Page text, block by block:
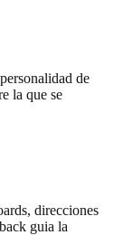
de
la que se
direcciones
guia la